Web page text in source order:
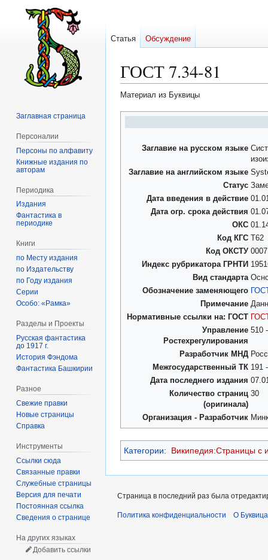
ГОСТ 7.34-81
Материал из Буквицы
Перейти
навигации
Перейти
поискуЗаглавие на русском языке
Заглавие на английском языке
Статус
Дата введения в действие
Дата огр. срока действия
ОКС
Код КГС Т62
Код ОКСТУ 0007
Индекс рубрикатора ГРНТИ
Вид стандарта
Обозначение заменяющего
Примечание
Нормативные ссылки на: ГОСТ
Управление
Ростехрегулирования
510
Разработчик МНД
Межгосударственный ТК 191
Дата последнего издания
Количество страниц
(оригинала)
30
Организация - Разработчик
Категории: Википедия:Страницы с
Статья Обсуждение
Заглавная страница
Персоналии
Персоны по алфавиту
Книжные издания по
авторам
Периодика
Издания
Фантастика в
периодике
Книги
по Месту издания
по Издательству
по Году издания
Серии
Особо: «Рамка»
Разделы и Проекты
Русская фантастика
до 1917 г.
История Фэндома
Фантастика Башкирии
Разное
Свежие правки
Новые страницы
Справка
Инструменты
Ссылки сюда
Связанные правки
Служебные страницы
Версия для печати
Постоянная ссылка
Сведения о странице
На других языках
Добавить ссылки
Страница в последний раз была
Политика конфиденциальности О Буквица